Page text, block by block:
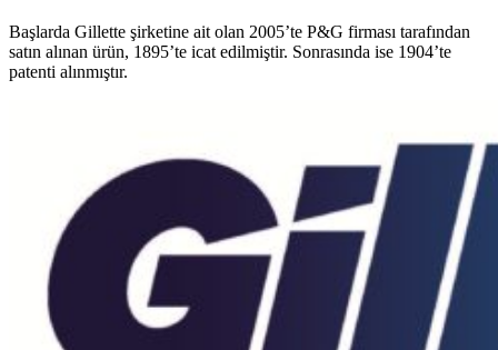
Başlarda Gillette şirketine ait olan 2005’te P&G firması tarafından
satın alınan ürün, 1895’te icat edilmiştir. Sonrasında ise 1904’te
patenti alınmıştır.